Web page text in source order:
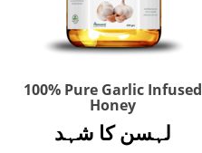
100% Pure Garlic Infused
Honey
لہسن کا شہد